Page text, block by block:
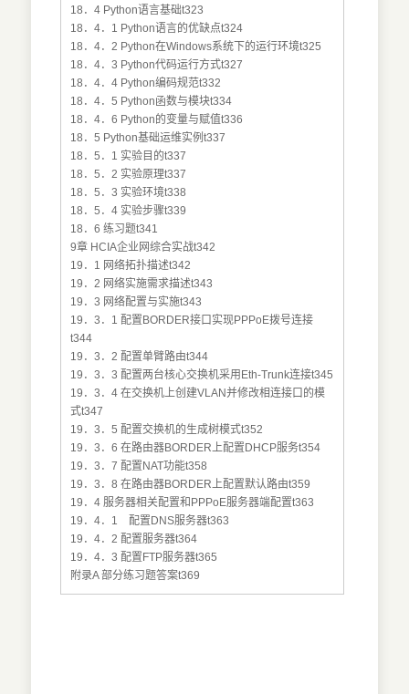
18．4 Python语言基础t323
18．4．1 Python语言的优缺点t324
18．4．2 Python在Windows系统下的运行环境t325
18．4．3 Python代码运行方式t327
18．4．4 Python编码规范t332
18．4．5 Python函数与模块t334
18．4．6 Python的变量与赋值t336
18．5 Python基础运维实例t337
18．5．1 实验目的t337
18．5．2 实验原理t337
18．5．3 实验环境t338
18．5．4 实验步骤t339
18．6 练习题t341
9章 HCIA企业网综合实战t342
19．1 网络拓扑描述t342
19．2 网络实施需求描述t343
19．3 网络配置与实施t343
19．3．1 配置BORDER接口实现PPPoE拨号连接
t344
19．3．2 配置单臂路由t344
19．3．3 配置两台核心交换机采用Eth-Trunk连接t345
19．3．4 在交换机上创建VLAN并修改相连接口的模
式t347
19．3．5 配置交换机的生成树模式t352
19．3．6 在路由器BORDER上配置DHCP服务t354
19．3．7 配置NAT功能t358
19．3．8 在路由器BORDER上配置默认路由t359
19．4 服务器相关配置和PPPoE服务器端配置t363
19．4．1 配置DNS服务器t363
19．4．2 配置服务器t364
19．4．3 配置FTP服务器t365
附录A 部分练习题答案t369